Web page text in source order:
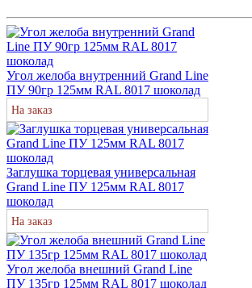
Угол желоба внутренний Grand Line
ПУ 90гр 125мм RAL 8017 шоколад
На заказ
Заглушка торцевая универсальная
Grand Line ПУ 125мм RAL 8017
шоколад
На заказ
Угол желоба внешний Grand Line
ПУ 135гр 125мм RAL 8017 шоколад